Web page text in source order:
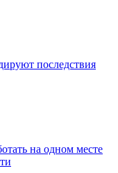
последствия
на одном месте